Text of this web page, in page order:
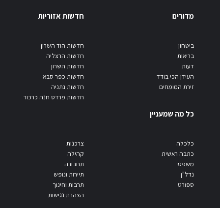
מדורים
ביטחון
בריאות
דעות
העידן הכי בודד
זירת המומחים
חדשות אזוריות
חדשות הוד השרון
חדשות הרצליה
חדשות השרון
חדשות כפר סבא
חדשות נתניה
חדשות פרדס חנה כרכור
כל מה שמעניין
כלכלה
כתבה ראשית
משפטי
נדל"ן
ספורט
צרכנות
קהילה
תחבורה
תיירות ונופש
תרבות וחינוך
הצהרת נגישות